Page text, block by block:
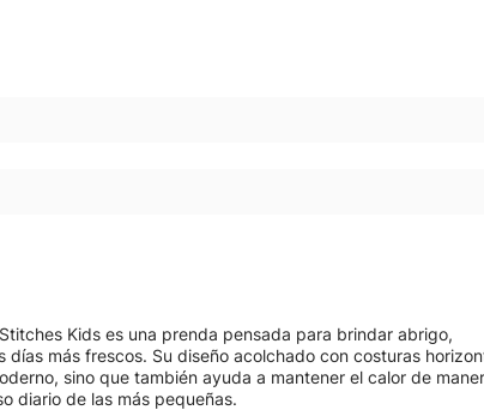
Kids es una prenda pensada para brindar abrigo,
días más frescos. Su diseño acolchado con costuras
sino que también ayuda a mantener el calor de
diario de las más pequeñas.